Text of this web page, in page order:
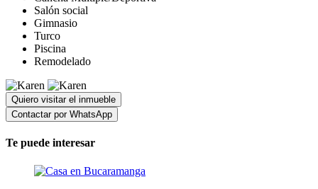
Salón social
Gimnasio
Turco
Piscina
Remodelado
Quiero visitar el inmueble
Contactar por WhatsApp
Te puede interesar